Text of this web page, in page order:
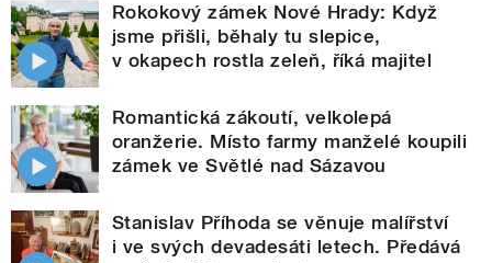
Rokokový zámek Nové Hrady: Když
jsme přišli, běhaly tu slepice,
v okapech rostla zeleň, říká majitel
Romantická zákoutí, velkolepá
oranžerie. Místo farmy manželé koupili
zámek ve Světlé nad Sázavou
Stanislav Příhoda se věnuje malířství
i ve svých devadesáti letech. Předává